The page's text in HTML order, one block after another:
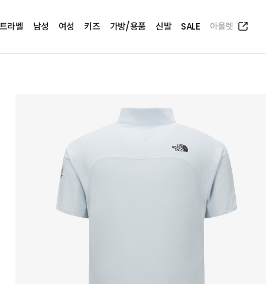
라벨 남성 여성 키즈 가방/용품 신발 SALE 아울렛